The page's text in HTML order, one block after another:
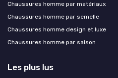
Chaussures homme par matériaux
Chaussures homme par semelle
Chaussures homme design et luxe
Chaussures homme par saison
Les plus lus